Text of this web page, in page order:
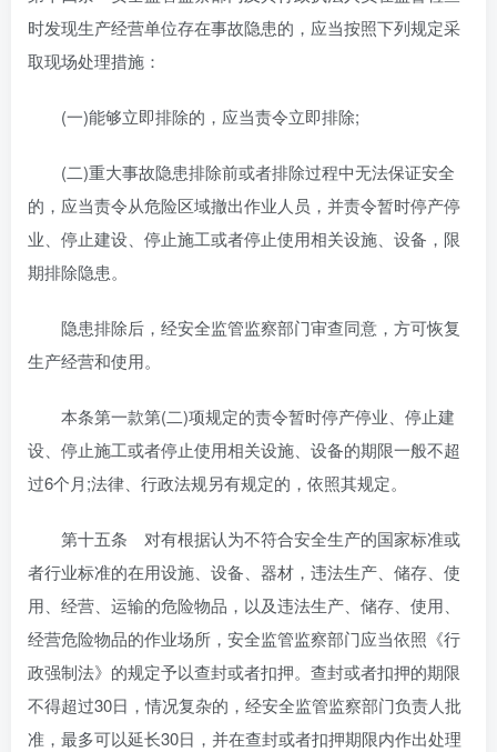
时发现生产经营单位存在事故隐患的，应当按照下列规定采
取现场处理措施：
(一)能够立即排除的，应当责令立即排除;
(二)重大事故隐患排除前或者排除过程中无法保证安全
的，应当责令从危险区域撤出作业人员，并责令暂时停产停
业、停止建设、停止施工或者停止使用相关设施、设备，限
期排除隐患。
隐患排除后，经安全监管监察部门审查同意，方可恢复
生产经营和使用。
本条第一款第(二)项规定的责令暂时停产停业、停止建
设、停止施工或者停止使用相关设施、设备的期限一般不超
过6个月;法律、行政法规另有规定的，依照其规定。
第十五条 对有根据认为不符合安全生产的国家标准或
者行业标准的在用设施、设备、器材，违法生产、储存、使
用、经营、运输的危险物品，以及违法生产、储存、使用、
经营危险物品的作业场所，安全监管监察部门应当依照《行
政强制法》的规定予以查封或者扣押。查封或者扣押的期限
不得超过30日，情况复杂的，经安全监管监察部门负责人批
准，最多可以延长30日，并在查封或者扣押期限内作出处理